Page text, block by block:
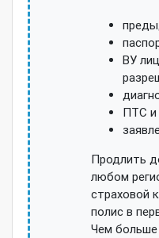
ВУ
ПТС
Продлить
любом
страховой
полис в
Чем